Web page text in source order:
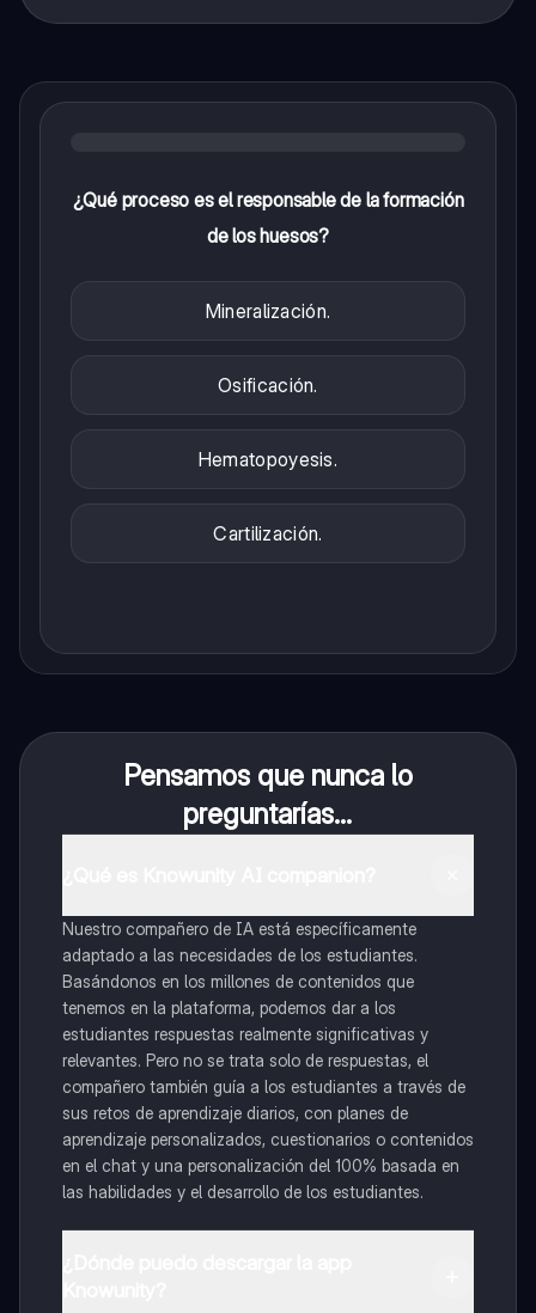
¿Qué proceso es el responsable de la formación
de los huesos?
Mineralización.
Osificación.
Hematopoyesis.
Cartilización.
Pensamos que nunca lo
preguntarías...
Nuestro compañero de IA está específicamente
adaptado a las necesidades de los estudiantes.
Basándonos en los millones de contenidos que
tenemos en la plataforma, podemos dar a los
estudiantes respuestas realmente significativas y
relevantes. Pero no se trata solo de respuestas, el
compañero también guía a los estudiantes a través de
sus retos de aprendizaje diarios, con planes de
aprendizaje personalizados, cuestionarios o contenidos
en el chat y una personalización del 100% basada en
las habilidades y el desarrollo de los estudiantes.